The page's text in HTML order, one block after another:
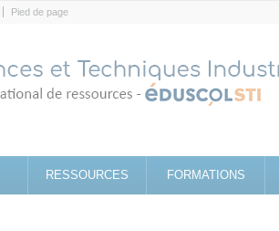
Pied de page
RESSOURCES FORMATIONS